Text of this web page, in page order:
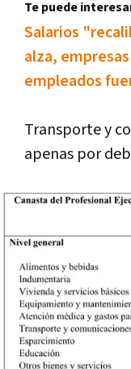
Te puede
Salarios
alza,
empleados
Transporte y
apenas por